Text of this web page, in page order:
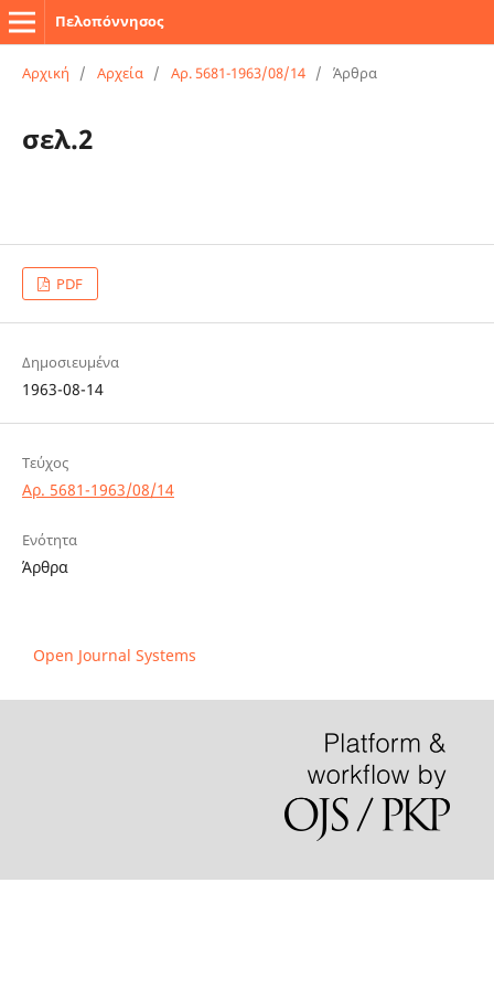
Πελοπόννησος
Αρχική / Αρχεία / Αρ. 5681-1963/08/14 / Άρθρα
σελ.2
PDF
Δημοσιευμένα
1963-08-14
Τεύχος
Αρ. 5681-1963/08/14
Ενότητα
Άρθρα
Open Journal Systems